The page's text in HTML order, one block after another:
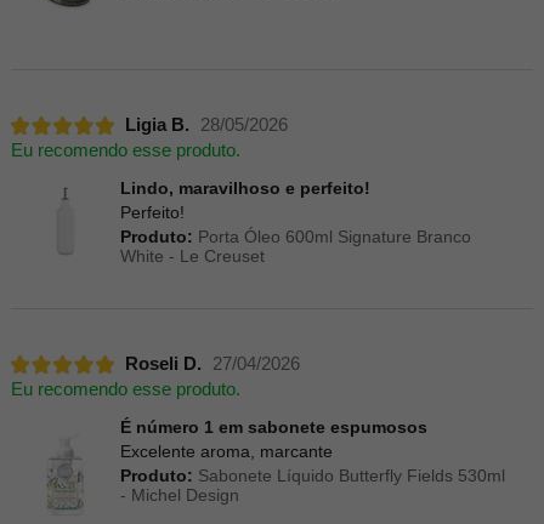
Ligia B.
28/05/2026
Eu recomendo esse produto.
Lindo, maravilhoso e perfeito!
Perfeito!
Produto: Porta Óleo 600ml Signature Branco
White - Le Creuset
Roseli D.
27/04/2026
Eu recomendo esse produto.
É número 1 em sabonete espumosos
Excelente aroma, marcante
Produto: Sabonete Líquido Butterfly Fields 530ml
- Michel Design